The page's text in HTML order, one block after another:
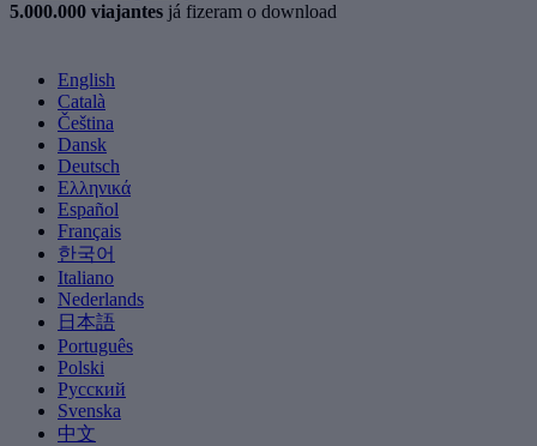
5.000.000 viajantes já fizeram o download
English
Català
Čeština
Dansk
Deutsch
Ελληνικά
Español
Français
한국어
Italiano
Nederlands
日本語
Português
Polski
Русский
Svenska
中文